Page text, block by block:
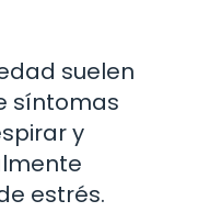
suelen
síntomas
y
estrés.